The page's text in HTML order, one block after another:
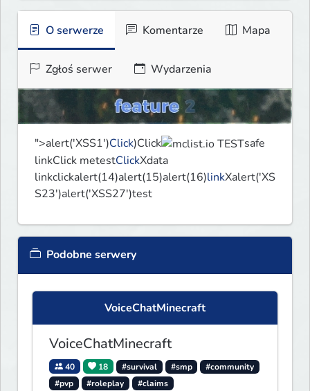
O serwerze Komentarze Mapa
Zgłoś serwer Wydarzenia
">alert('XSS1')Click)Click
safe
linkClick metestClickXdata
linkclickalert(14)alert(15)alert(16)linkXalert('XS
S23')alert('XSS27')test
Podobne serwery
VoiceChatMinecraft
VoiceChatMinecraft
40 18 #survival #smp
#community
#pvp
#roleplay #claims